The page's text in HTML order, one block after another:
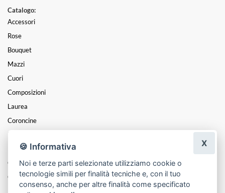
Catalogo:
Accessori
Rose
Bouquet
Mazzi
Cuori
Composizioni
Laurea
Coroncine
Piante
Funebre
Cesti
Centrotavola
🍪 Informativa
Noi e terze parti selezionate utilizziamo cookie o
tecnologie simili per finalità tecniche e, con il tuo
consenso, anche per altre finalità come specificato
X